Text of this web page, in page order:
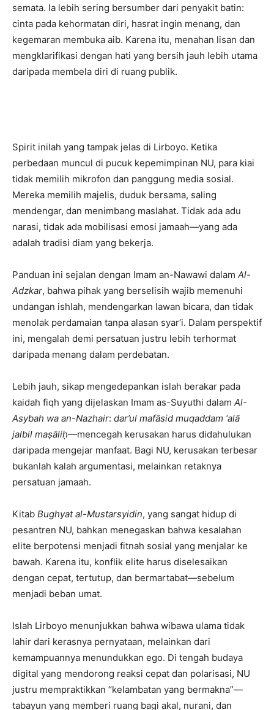
semata. Ia lebih sering bersumber dari penyakit batin:
cinta pada kehormatan diri, hasrat ingin menang, dan
kegemaran membuka aib. Karena itu, menahan lisan dan
mengklarifikasi dengan hati yang bersih jauh lebih utama
daripada membela diri di ruang publik.
Spirit inilah yang tampak jelas di Lirboyo. Ketika
perbedaan muncul di pucuk kepemimpinan NU, para kiai
tidak memilih mikrofon dan panggung media sosial.
Mereka memilih majelis, duduk bersama, saling
mendengar, dan menimbang maslahat. Tidak ada adu
narasi, tidak ada mobilisasi emosi jamaah—yang ada
adalah tradisi diam yang bekerja.
Panduan ini sejalan dengan Imam an-Nawawi dalam Al-
Adzkar, bahwa pihak yang berselisih wajib memenuhi
undangan ishlah, mendengarkan lawan bicara, dan tidak
menolak perdamaian tanpa alasan syar‘i. Dalam perspektif
ini, mengalah demi persatuan justru lebih terhormat
daripada menang dalam perdebatan.
Lebih jauh, sikap mengedepankan islah berakar pada
kaidah fiqh yang dijelaskan Imam as-Suyuthi dalam Al-
Asybah wa an-Nazhair: dar’ul mafāsid muqaddam ‘alā
jalbil maṣāliḥ—mencegah kerusakan harus didahulukan
daripada mengejar manfaat. Bagi NU, kerusakan terbesar
bukanlah kalah argumentasi, melainkan retaknya
persatuan jamaah.
Kitab Bughyat al-Mustarsyidin, yang sangat hidup di
pesantren NU, bahkan menegaskan bahwa kesalahan
elite berpotensi menjadi fitnah sosial yang menjalar ke
bawah. Karena itu, konflik elite harus diselesaikan
dengan cepat, tertutup, dan bermartabat—sebelum
menjadi beban umat.
Islah Lirboyo menunjukkan bahwa wibawa ulama tidak
lahir dari kerasnya pernyataan, melainkan dari
kemampuannya menundukkan ego. Di tengah budaya
digital yang mendorong reaksi cepat dan polarisasi, NU
justru mempraktikkan “kelambatan yang bermakna”—
tabayun yang memberi ruang bagi akal, nurani, dan